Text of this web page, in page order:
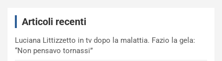
Articoli recenti
Luciana Littizzetto in tv dopo la malattia. Fazio la gela:
“Non pensavo tornassi”